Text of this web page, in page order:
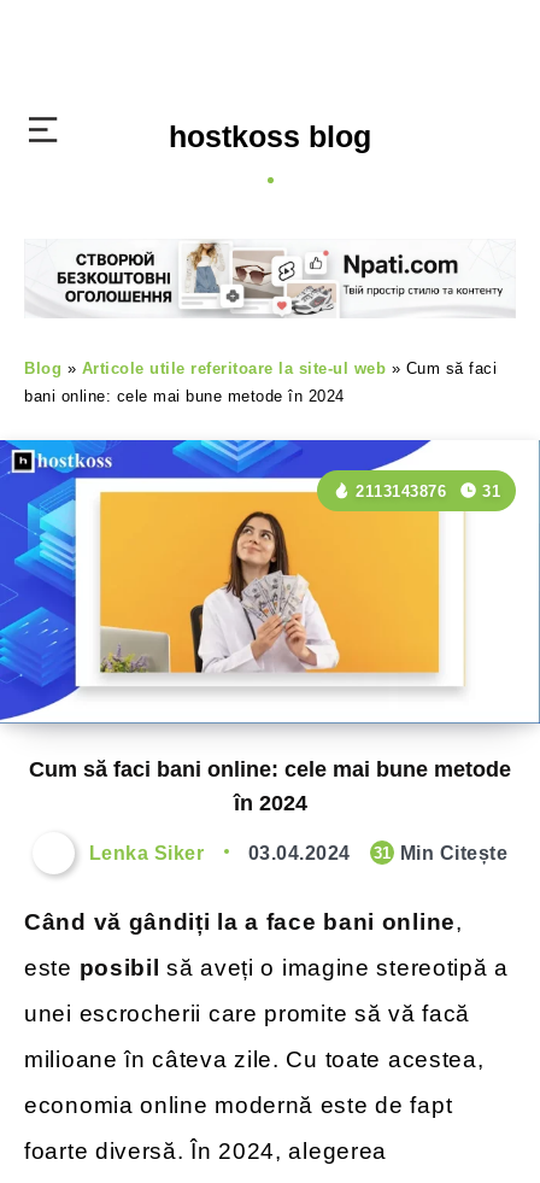
hostkoss blog
Blog » Articole utile referitoare la site-ul web » Cum să faci
bani online: cele mai bune metode în 2024
Cum să faci bani online: cele mai bune metode
în 2024
2113143876 31
Lenka Siker 03.04.2024 31 Min Citește
Când vă gândiți la a face bani online,
este posibil
să aveți o imagine stereotipă a
unei escrocherii care promite să vă facă
milioane în câteva zile. Cu toate acestea,
economia online modernă este de fapt
foarte diversă. În 2024, alegerea